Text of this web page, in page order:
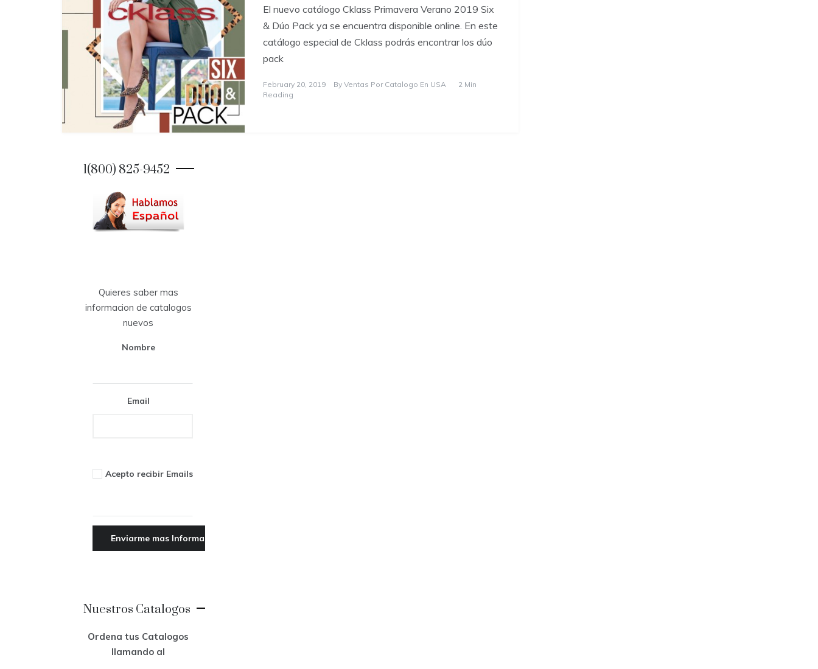
El nuevo catálogo Cklass Primavera Verano 2019 Six
& Dúo Pack ya se encuentra disponible online. En este
catálogo especial de Cklass podrás encontrar los dúo
pack
February 20, 2019 By Ventas Por Catalogo En USA
2 Min
Reading
1(800) 825-9452
Quieres saber mas
informacion de catalogos
nuevos
Nombre
Email
Acepto recibir Emails
Nuestros Catalogos
Ordena tus Catalogos
llamando al